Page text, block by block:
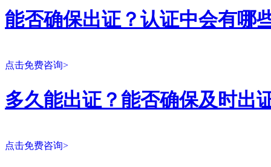
能否确保出证？认证中会有哪
点击免费咨询>
多久能出证？能否确保及时出
点击免费咨询>